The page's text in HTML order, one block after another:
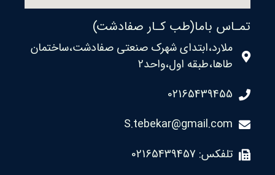
تمـاس باما(طب کـار صفادشت)
ملارد،ابتدای شهرک صنعتی صفادشت،ساختمان
طاها،طبقه اول،واحد2
02165439455
S.tebekar@gmail.com
تلفکس: 02165439457